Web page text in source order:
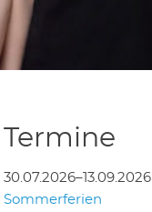
Termine
30.07.2026–13.09.2026
Sommerferien